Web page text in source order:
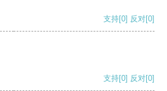
支持[0] 反对[0]
支持[0] 反对[0]